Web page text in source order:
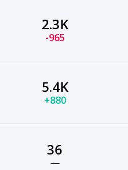
2.3K
-965
5.4K
+880
36
—